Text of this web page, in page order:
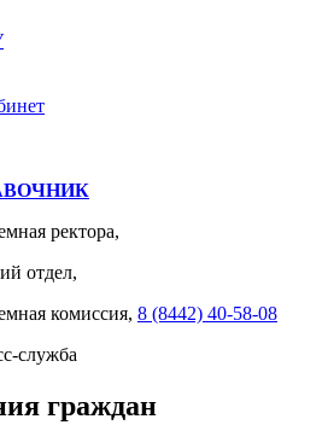
ректора,
отдел,
комиссия, 8 (8442) 40-58-08
служба
граждан